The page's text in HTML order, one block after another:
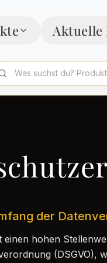
Aktuelle
der
einen hohen
(DSGVO),